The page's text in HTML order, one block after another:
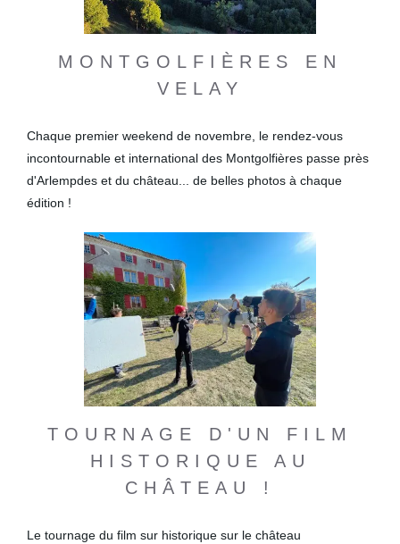
MONTGOLFIÈRES EN
VELAY
Chaque premier weekend de novembre, le rendez-vous
incontournable et international des Montgolfières passe près
d'Arlempdes et du château... de belles photos à chaque
édition !
TOURNAGE D'UN FILM
HISTORIQUE AU
CHÂTEAU !
Le tournage du film sur historique sur le château